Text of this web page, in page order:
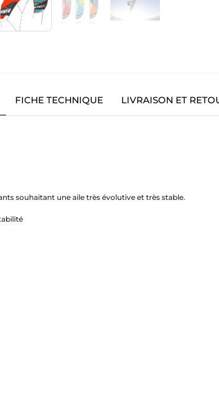
FICHE TECHNIQUE LIVRAISON ET
souhaitant une aile très évolutive et très stable.